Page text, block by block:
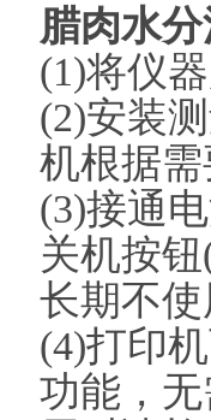
腊肉水
(1)将仪
(2)安装
机根据
(3)接通
关机按
长期不
(4)打印
功能，